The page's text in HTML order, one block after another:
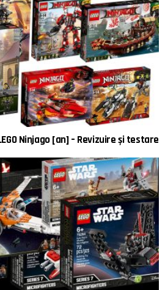
Ninjago [an] – Revizuire și testare